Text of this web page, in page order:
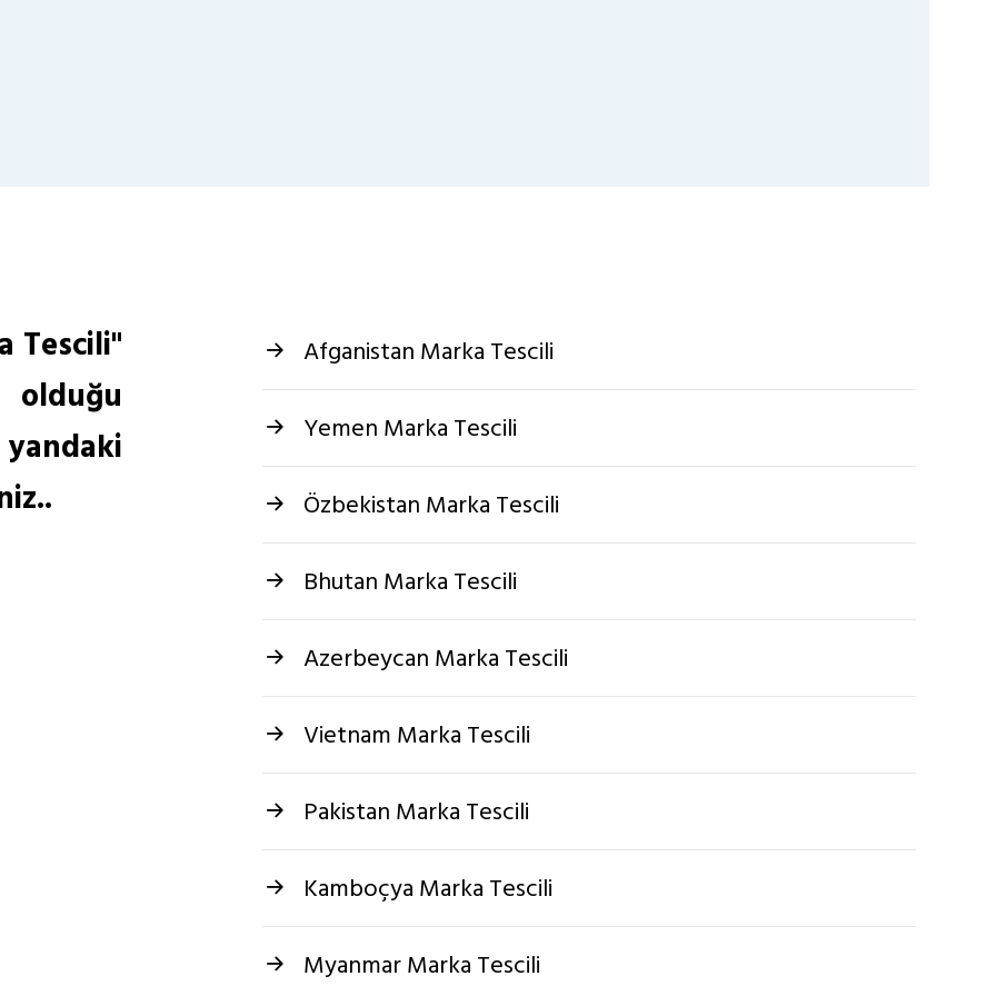
Tescili"
Afganistan Marka Tescili
Yemen Marka Tescili
Özbekistan Marka Tescili
Bhutan Marka Tescili
Azerbeycan Marka Tescili
Vietnam Marka Tescili
Pakistan Marka Tescili
Kamboçya Marka Tescili
Myanmar Marka Tescili